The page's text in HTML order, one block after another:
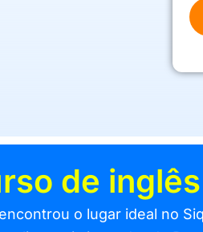
de
o lugar ideal no